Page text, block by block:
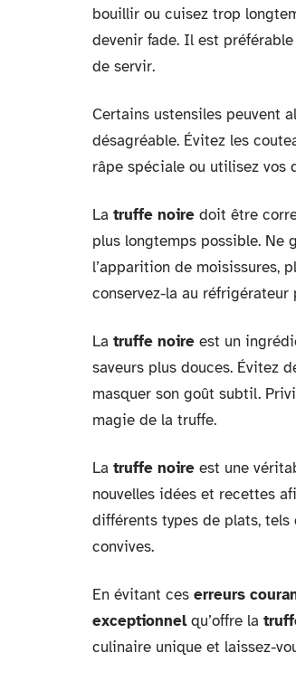
bouillir ou cuisez trop
devenir fade. Il est
de servir.
Certains ustensiles peuvent
désagréable. Évitez les
râpe spéciale ou utilisez
La truffe noire doit être
plus longtemps possible. Ne
l’apparition de moisissures,
conservez-la au réfrigérateur
La truffe noire est un
saveurs plus douces. Évitez
masquer son goût subtil.
magie de la truffe.
La truffe noire est une
nouvelles idées et recettes
différents types de plats, tels
convives.
En évitant ces erreurs
exceptionnelqu’offre la
culinaire unique et laissez-